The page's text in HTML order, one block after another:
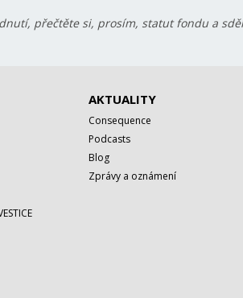
přečtěte si, prosím, statut fondu a
AKTUALITY
Consequence
Podcasts
Blog
Zprávy a oznámení